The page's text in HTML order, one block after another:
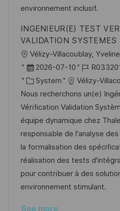
environnement inclusif.
INGENIEUR(E) TEST
VALIDATION SYSTEMES
L
o
c
a
t
i
o
n
Vélizy-Villacoublay,
P
o
s
t
e
d
D
a
t
e
2026-07-10
J
o
b
I
d
C
a
t
e
g
o
r
y
System
Vélizy-
Nous recherchons un(e)
Vérification Validation
équipe dynamique chez
responsable de l'analyse
la formalisation des
réalisation des tests
pour contribuer à des
environnement stimulant.
See more